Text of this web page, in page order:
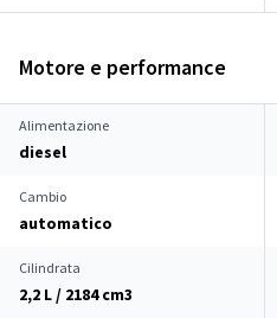
Motore e performance
Alimentazione
diesel
Cambio
automatico
Cilindrata
2,2 L / 2184 cm3